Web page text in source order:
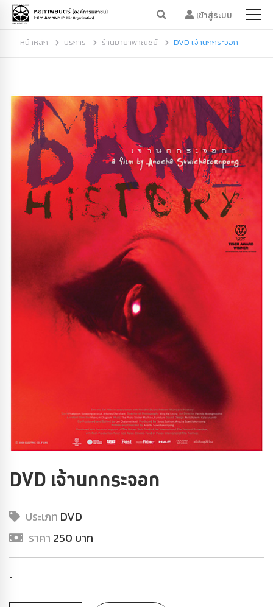
เข้าสู่ระบบ
หน้าหลัก บริการ ร้านมายาพาณิชย์ DVD เจ้านกกระจอก
DVD เจ้านกกระจอก
ประเภท DVD
ราคา 250 บาท
-